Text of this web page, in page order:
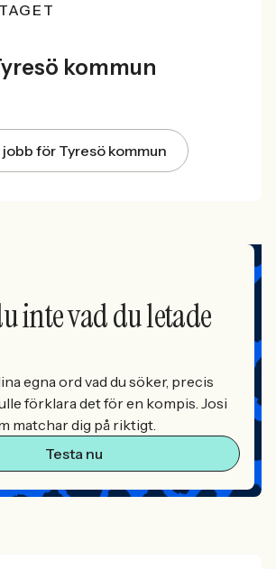
kommun
jobb för Tyresö kommun
inte vad du letade
egna ord vad du söker, precis
förklara det för en kompis. Josi
matchar dig på riktigt.
Testa nu